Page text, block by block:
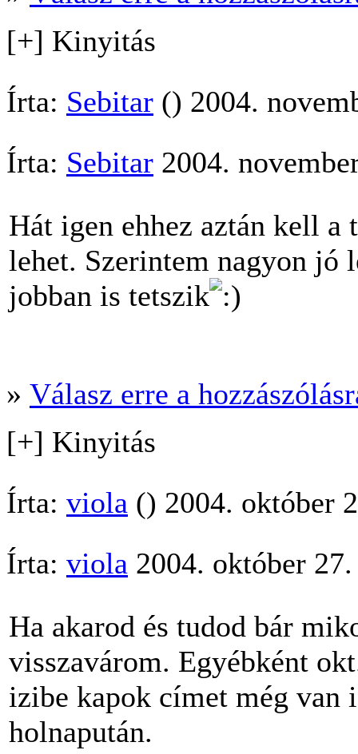
[+] Kinyitás
Írta: Sebitar () 2004.
Írta: Sebitar 2004.
Hát igen ehhez aztán kell a
lehet. Szerintem nagyon
jobban is tetszik
» Válasz erre a
[+] Kinyitás
Írta: viola () 2004. október
Írta: viola 2004. október
Ha akarod és tudod bár
visszavárom. Egyébként
izibe kapok címet még van
holnapután.